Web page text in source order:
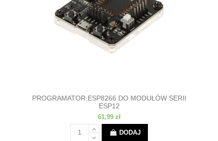
PROGRAMATOR ESP8266 DO MODUŁÓW SERII
ESP12
61,99 zł
DODAJ